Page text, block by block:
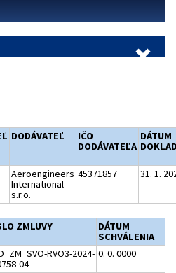
DODÁVATEĽ
IČO
DODÁVATEĽA
DÁTUM
Aeroengineers
International
s.r.o.
45371857 31. 1.
ZMLUVY
DÁTUM
SCHVÁLENIA
RVO3-2024-
04
0. 0. 0000